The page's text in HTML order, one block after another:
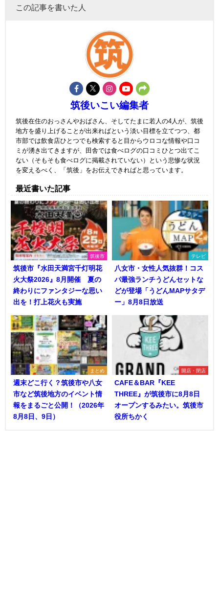
この記事を書いた人
筑後いこい編集者
筑後在住のおっさんやおばさん、そしてたまに若人の4人が、筑後
地方を盛り上げることが出来ればという淡い目標を立てつつ、都
市部では飲食店ひとつでも検索すると目からウロコな情報や口コ
ミが湧き出てきますが、田舎では食べログの口コミひとつ出てこ
ない（そもそも食べログに掲載されていない）という悲惨な状況
を変えるべく、「筑後」をお伝えできればと思っています。
最近書いた記事
筑後市
筑後市『水田天満宮千灯明花
火大祭2026』8月開催 夏の
終わりにファンタジーな思い
出を！打上花火も実施
テレビ
八女市・女性人気抜群！コス
パ最強ランチうどんセットな
どが登場「うどんMAPサタデ
ー」8月8日放送
まとめ
週末どこ行く？筑後市や八女
市など筑後地方のイベント情
報をまるごと公開！（2026年
8月8日、9日）
開店・閉店
CAFE＆BAR『KEE
THREE』が筑後市に8月8日
オープンするみたい。筑後市
役所ちかく